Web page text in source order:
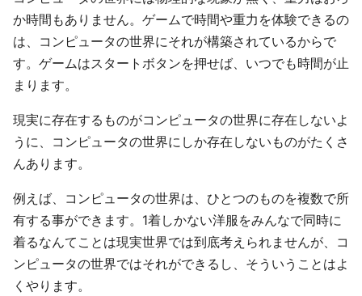
か時間もありません。ゲームで時間や重力を体験できるの
は、コンピュータの世界にそれが構築されているからで
す。ゲームはスタートボタンを押せば、いつでも時間が止
まります。
現実に存在するものがコンピュータの世界に存在しないよ
うに、コンピュータの世界にしか存在しないものがたくさ
んあります。
例えば、コンピュータの世界は、ひとつのものを複数で所
有する事ができます。1着しかない洋服をみんなで同時に
着るなんてことは現実世界では到底考えられませんが、コ
ンピュータの世界ではそれができるし、そういうことはよ
くやります。